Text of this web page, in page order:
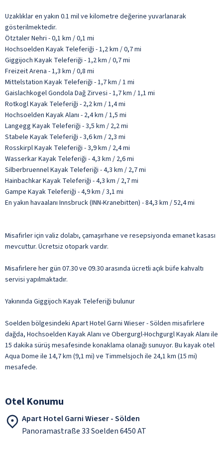
Uzaklıklar en yakın 0.1 mil ve kilometre değerine yuvarlanarak
gösterilmektedir.
Ötztaler Nehri - 0,1 km / 0,1 mi
Hochsoelden Kayak Teleferiği - 1,2 km / 0,7 mi
Giggijoch Kayak Teleferiği - 1,2 km / 0,7 mi
Freizeit Arena - 1,3 km / 0,8 mi
Mittelstation Kayak Teleferiği - 1,7 km / 1 mi
Gaislachkogel Gondola Dağ Zirvesi - 1,7 km / 1,1 mi
Rotkogl Kayak Teleferiği - 2,2 km / 1,4 mi
Hochsoelden Kayak Alanı - 2,4 km / 1,5 mi
Langegg Kayak Teleferiği - 3,5 km / 2,2 mi
Stabele Kayak Teleferiği - 3,6 km / 2,3 mi
Rosskirpl Kayak Teleferiği - 3,9 km / 2,4 mi
Wasserkar Kayak Teleferiği - 4,3 km / 2,6 mi
Silberbruennel Kayak Teleferiği - 4,3 km / 2,7 mi
Hainbachkar Kayak Teleferiği - 4,3 km / 2,7 mi
Gampe Kayak Teleferiği - 4,9 km / 3,1 mi
En yakın havaalanı Innsbruck (INN-Kranebitten) - 84,3 km / 52,4 mi
Misafirler için valiz dolabı, çamaşırhane ve resepsiyonda emanet kasası
mevcuttur. Ücretsiz otopark vardır.
Misafirlere her gün 07.30 ve 09.30 arasında ücretli açık büfe kahvaltı
servisi yapılmaktadır.
Yakınında Giggijoch Kayak Teleferiği bulunur
Soelden bölgesindeki Apart Hotel Garni Wieser - Sölden misafirlere
dağda, Hochsoelden Kayak Alanı ve Obergurgl-Hochgurgl Kayak Alanı ile
15 dakika sürüş mesafesinde konaklama olanağı sunuyor. Bu kayak otel
Aqua Dome ile 14,7 km (9,1 mi) ve Timmelsjoch ile 24,1 km (15 mi)
mesafede.
Otel Konumu
Apart Hotel Garni Wieser - Sölden
Panoramastraße 33 Soelden 6450 AT